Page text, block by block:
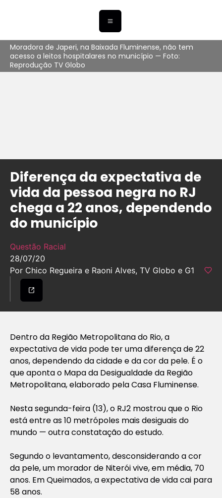
Moradora de Japeri, na Baixada Fluminense, não tem
acesso a leitos hospitalares no município — Foto:
Reprodução TV Globo
Diferença da expectativa de
vida da pessoa negra no RJ
chega a 22 anos, dependendo
do município
Questão Racial
28/07/20
Por Chico Regueira e Raoni Alves, TV Globo e G1
Dentro da Região Metropolitana do Rio, a
expectativa de vida pode ter uma diferença de 22
anos, dependendo da cidade e da cor da pele. É o
que aponta o Mapa da Desigualdade da Região
Metropolitana, elaborado pela Casa Fluminense.
Nesta segunda-feira (13), o RJ2 mostrou que o Rio
está entre as 10 metrópoles mais desiguais do
mundo — outra constatação do estudo.
Segundo o levantamento, desconsiderando a cor
da pele, um morador de Niterói vive, em média, 70
anos. Em Queimados, a expectativa de vida cai para
58 anos.